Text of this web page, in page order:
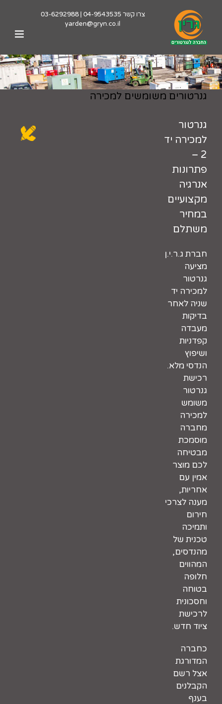
צרו קשר 04-9543535
|
03-6292988
yarden@gryn.co.il
גנרטורים משומשים למכירה
גנרטור
למכירה יד
2 –
פתרונות
אנרגיה
מקצועיים
במחיר
משתלם
חברת ג.ר.י.ן
מציעה
גנרטור
למכירה יד
שניה לאחר
בדיקות
מעבדה
קפדניות
ושיפוץ
הנדסי מלא.
רכישת
גנרטור
משומש
למכירה
מחברה
מוסמכת
מבטיחה
לכם מוצר
אמין עם
אחריות,
מענה לצרכי
חירום
ותמיכה
טכנית של
מהנדסים,
המהווים
חלופה
בטוחה
וחסכונית
לרכישת
ציוד חדש.
כחברה
המדורגת
אצל רשם
הקבלנים
בענף